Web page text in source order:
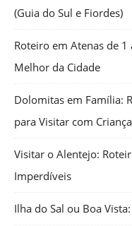
(Guia do Sul e Fiordes)
Roteiro em Atenas de
Melhor da Cidade
Dolomitas em Família:
para Visitar com
Visitar o Alentejo:
Imperdíveis
Ilha do Sal ou Boa